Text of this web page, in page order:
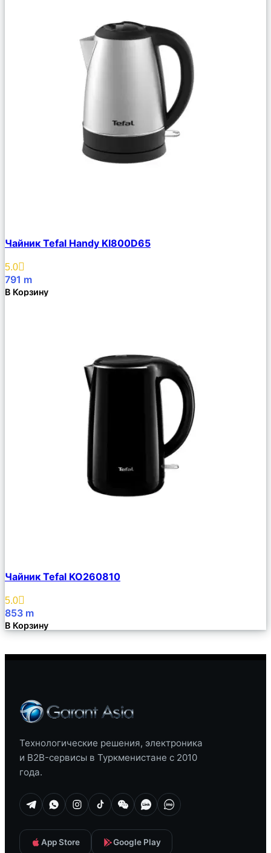
Описание
Избранное
Чайник Tefal Handy KI800D65
5.0
791 m
В Корзину
Описание
Избранное
Чайник Tefal KO260810
5.0
853 m
В Корзину
Технологические решения, электроника
и B2B-сервисы в Туркменистане с 2010
года.
App Store Google Play